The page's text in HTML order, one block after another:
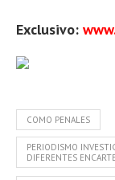
Exclusivo:
COMO PENALES
PERIODISMO
DIFERENTES